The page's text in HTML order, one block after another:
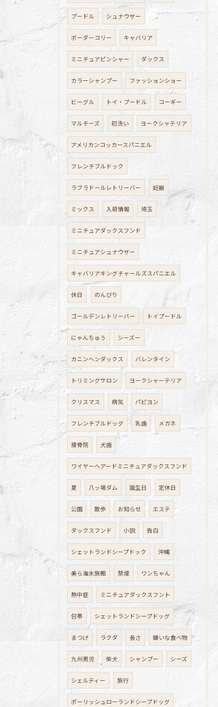
プードル シュナウザー
ボーダーコリー キャバリア
ミニチュアピンシャー ダックス
カラーシャンプー ファッションショー
ビーグル トイ・プードル コーギー
マルチーズ 初洗い ヨークシャテリア
アメリカンコッカースパニエル
フレンチブルドック
ラブラドールレトリーバー 妊娠
ミックス 入荷情報 埼玉
ミニチュアダックスフンド
ミニチュアシュナウザー
キャバリアキングチャールズスパニエル
休日 のんびり
ゴールデンレトリーバー トイプードル
にゃんちゅう シーズー
カニンヘンダックス バレンタイン
トリミングサロン ヨークシャーテリア
クリスマス 病気 パピヨン
フレンチブルドッグ 乳歯 メガネ
接骨院 犬歯
ワイヤーヘアードミニチュアダックスフンド
夏 八ッ場ダム 誕生日 定休日
公園 散歩 お知らせ エステ
ダックスフンド 小説 告白
シェットランドシープドック 沖縄
美ら海水族館 禁煙 ワンちゃん
熱中症 ミニチュアダックスフント
包帯 シェットランドシープドッグ
まつげ ラクダ 長さ 嫌いな食べ物
九州男児 柴犬 シャンプー シーズ
シェルティー 旅行
ポーリッシュローランドシープドッグ